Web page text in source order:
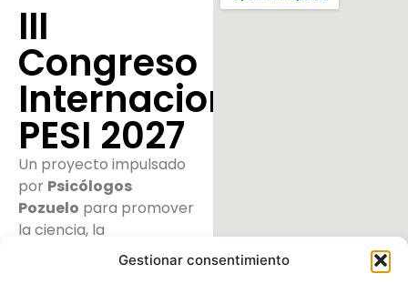
Gestionar consentimiento
III
Congreso
Internacional
PESI 2027
Un proyecto impulsado
por Psicólogos
Pozuelo para promover
la ciencia, la
psicoterapia y la salud